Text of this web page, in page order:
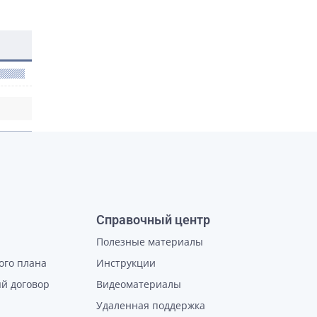
плана
договор
Справочный центр
Полезные материалы
Инструкции
Видеоматериалы
Удаленная поддержка